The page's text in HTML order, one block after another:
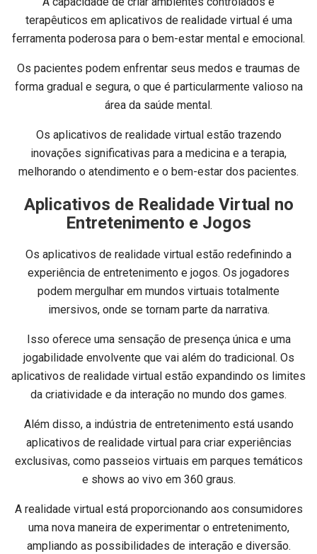
terapêuticos em aplicativos de realidade virtual é uma
ferramenta poderosa para o bem-estar mental e emocional.
Os pacientes podem enfrentar seus medos e traumas de
forma gradual e segura, o que é particularmente valioso na
área da saúde mental.
Os aplicativos de realidade virtual estão trazendo
inovações significativas para a medicina e a terapia,
melhorando o atendimento e o bem-estar dos pacientes.
Aplicativos de Realidade Virtual no
Entretenimento e Jogos
Os aplicativos de realidade virtual estão redefinindo a
experiência de entretenimento e jogos. Os jogadores
podem mergulhar em mundos virtuais totalmente
imersivos, onde se tornam parte da narrativa.
Isso oferece uma sensação de presença única e uma
jogabilidade envolvente que vai além do tradicional. Os
aplicativos de realidade virtual estão expandindo os limites
da criatividade e da interação no mundo dos games.
Além disso, a indústria de entretenimento está usando
aplicativos de realidade virtual para criar experiências
exclusivas, como passeios virtuais em parques temáticos
e shows ao vivo em 360 graus.
A realidade virtual está proporcionando aos consumidores
uma nova maneira de experimentar o entretenimento,
ampliando as possibilidades de interação e diversão.